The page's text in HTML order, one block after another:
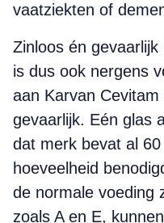
vaatziekten of
Zinloos én
is dus ook nergens
aan Karvan
gevaarlijk. Eén glas
dat merk bevat al
hoeveelheid
de normale voeding
zoals A en E,